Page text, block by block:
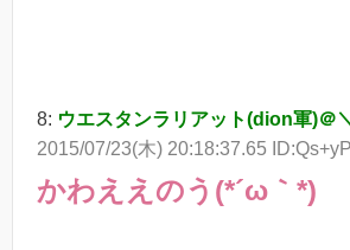
8: ウエスタンラリアット(dion軍)＠
2015/07/23(木) 20:18:37.65
かわええのう(*´ω｀*)